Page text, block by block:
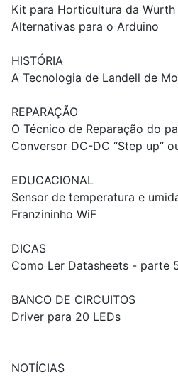
Kit para Horticultura da
Alternativas para o Arduino
HISTÓRIA
A Tecnologia de Landell de
REPARAÇÃO
O Técnico de Reparação do
Conversor DC-DC “Step up”
EDUCACIONAL
Sensor de temperatura e
Franzininho WiF
DICAS
Como Ler Datasheets - parte
BANCO DE CIRCUITOS
Driver para 20 LEDs
NOTÍCIAS